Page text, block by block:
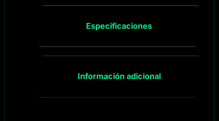
Especificaciones
Información adicional